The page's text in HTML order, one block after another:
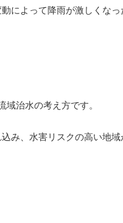
によって降雨が激しくなっ
治水の考え方です。
み、水害リスクの高い地域